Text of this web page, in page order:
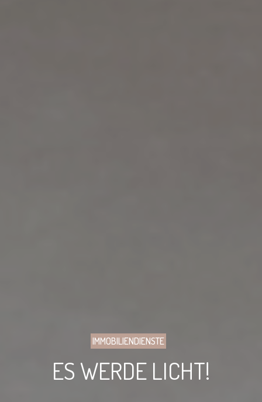
IMMOBILIENDIENSTE
ES WERDE LICHT!